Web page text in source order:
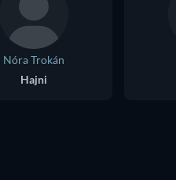
Nóra Trokán
Hajni